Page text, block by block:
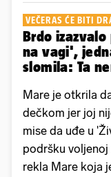
VEČERAS ĆE BITI
Brdo
na vagi',
slomila: Ta
Mare je otkrila
dečkom jer joj
mise da uđe u
podršku voljenoj
rekla Mare koja